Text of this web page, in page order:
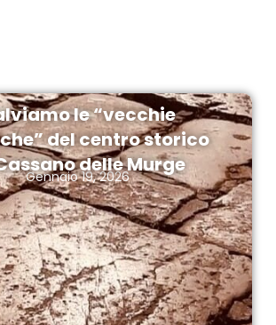
Gennaio 19, 2026
le “vecchie
del centro storico
delle Murge